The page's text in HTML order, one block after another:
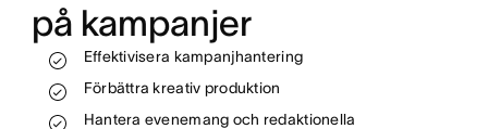
på kampanjer
Effektivisera kampanjhantering
Förbättra kreativ produktion
Hantera evenemang och redaktionella
Följ upp arbetet och se förlopp i realtid
Standardisera och automatisera processer
Tilldela resurser på ett effektivare sätt
Automatisera och effektivisera dina
arbetsflöden